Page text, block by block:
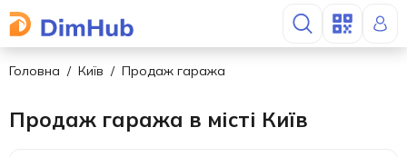
Головна Київ Продаж гаража
Продаж гаража в місті Київ